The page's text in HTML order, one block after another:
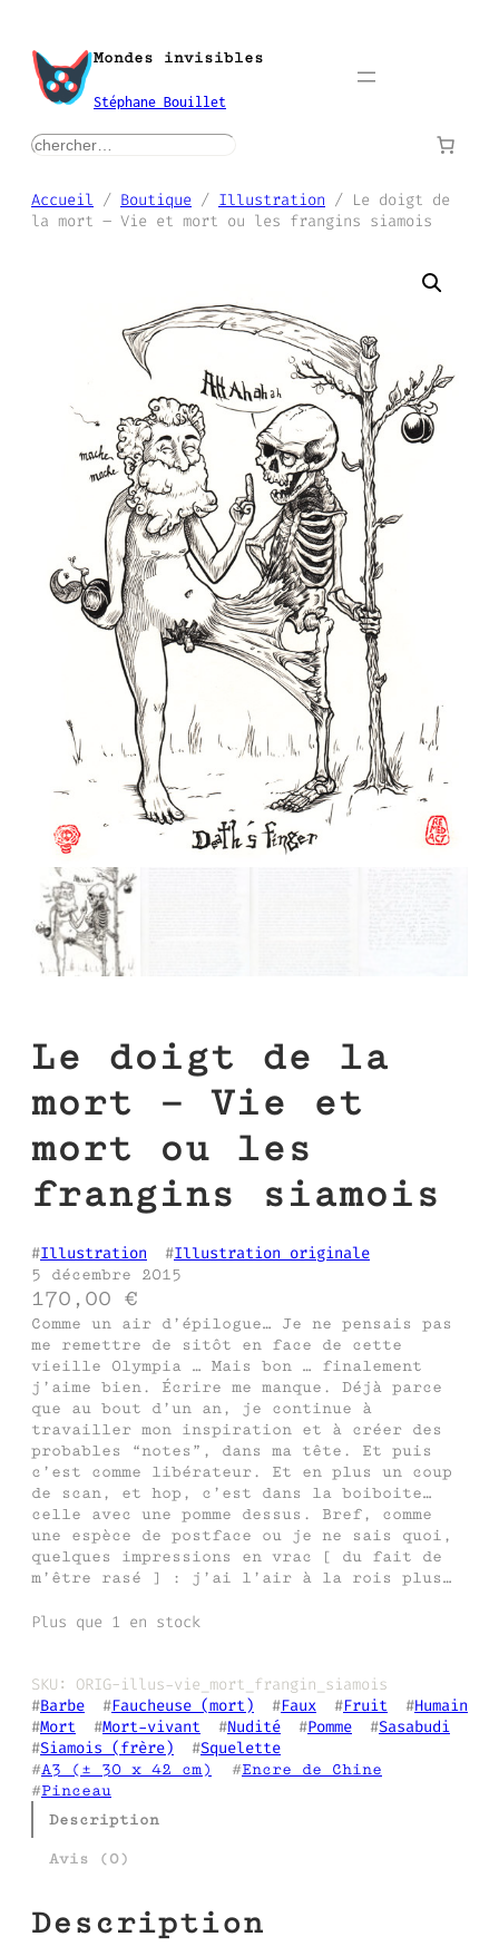
contenu
Mondes invisibles
Stéphane Bouillet
rechercher
Accueil / Boutique / Illustration / Le doigt de
la mort – Vie et mort ou les frangins siamois
Le doigt de la
mort – Vie et
mort ou les
frangins siamois
#Illustration
  #
Illustration originale
5 décembre 2015
170,00 €
Comme un air d’épilogue… Je ne pensais pas
me remettre de sitôt en face de cette
vieille Olympia … Mais bon … finalement
j’aime bien. Écrire me manque. Déjà parce
que au bout d’un an, je continue à
travailler mon inspiration et à créer des
probables “notes”, dans ma tête. Et puis
c’est comme libérateur. Et en plus un coup
de scan, et hop, c’est dans la boiboite…
celle avec une pomme dessus. Bref, comme
une espèce de postface ou je ne sais quoi,
quelques impressions en vrac [ du fait de
m’être rasé ] : j’ai l’air à la rois plus…
Plus que 1 en stock
SKU:
ORIG-illus-vie_mort_frangin_siamois
#Barbe
  #
Faucheuse (mort)
  #
Faux
  #
Fruit
  #
Humain
#Mort
  #
Mort-vivant
  #
Nudité
  #
Pomme
  #
Sasabudi
#Siamois (frère)
  #
Squelette
#A3 (± 30 x 42 cm)
  #
Encre de Chine
#Pinceau
Description
Avis (0)
Description